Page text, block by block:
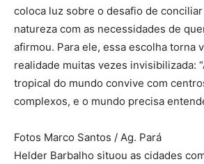
coloca luz sobre o desafio de
natureza com as necessidades de
afirmou. Para ele, essa escolha torna
realidade muitas vezes invisibilizada:
tropical do mundo convive com
complexos, e o mundo precisa
Fotos Marco Santos / Ag. Pará
Helder Barbalho situou as cidades